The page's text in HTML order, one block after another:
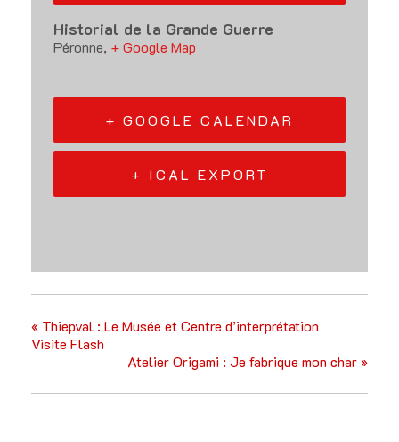
Historial de la Grande Guerre
Péronne, + Google Map
+ GOOGLE CALENDAR
+ ICAL EXPORT
« Thiepval : Le Musée et Centre d’interprétation
Visite Flash
Atelier Origami : Je fabrique mon char »